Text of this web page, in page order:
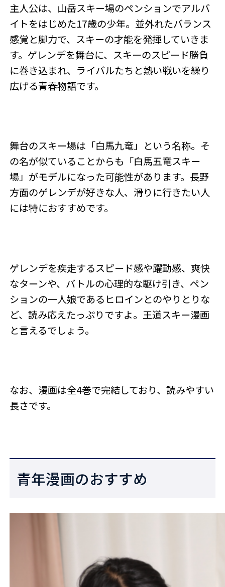
主人公は、山岳スキー場のペンションでアルバ
イトをはじめた17歳の少年。並外れたバランス
感覚と脚力で、スキーの才能を発揮していきま
す。ゲレンデを舞台に、スキーのスピード勝負
に巻き込まれ、ライバルたちと熱い戦いを繰り
広げる青春物語です。
舞台のスキー場は「白馬九竜」という名称。そ
の名が似ていることからも「白馬五竜スキー
場」がモデルになった可能性があります。長野
方面のゲレンデが好きな人、滑りに行きたい人
には特におすすめです。
ゲレンデを疾走するスピード感や躍動感、爽快
なターンや、バトルの心理的な駆け引き、ペン
ションの一人娘であるヒロインとのやりとりな
ど、読み応えたっぷりですよ。王道スキー漫画
と言えるでしょう。
なお、漫画は全4巻で完結しており、読みやすい
長さです。
青年漫画のおすすめ